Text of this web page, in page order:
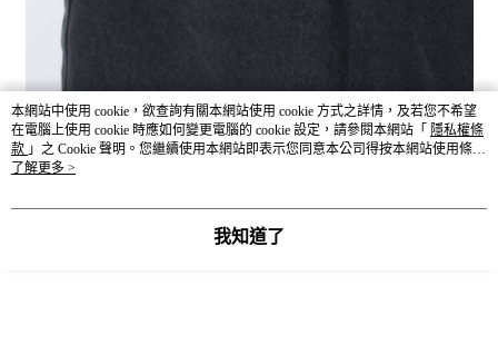
本網站中使用 cookie，欲查詢有關本網站使用 cookie 方式之詳情，及若您不希望
在電腦上使用 cookie 時應如何變更電腦的 cookie 設定，請參閱本網站「 隱私權條
款 」之 Cookie 聲明。您繼續使用本網站即表示您同意本公司得按本網站使用條款
之 Cookie 聲明使用 cookie。
了解更多 >
我知道了